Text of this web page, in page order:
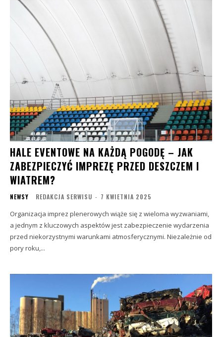
HALE EVENTOWE NA KAŻDĄ POGODĘ – JAK
ZABEZPIECZYĆ IMPREZĘ PRZED DESZCZEM I
WIATREM?
NEWSY REDAKCJA SERWISU - 7 KWIETNIA 2025
Organizacja imprez plenerowych wiąże się z wieloma wyzwaniami,
a jednym z kluczowych aspektów jest zabezpieczenie wydarzenia
przed niekorzystnymi warunkami atmosferycznymi. Niezależnie od
pory roku,...